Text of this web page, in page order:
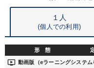
１人
(個人での利用)
形 態
ondemand_video 動画版（eラーニングシステム